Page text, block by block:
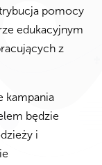
pomocy
edukacyjnym
z
kampania
będzie
i